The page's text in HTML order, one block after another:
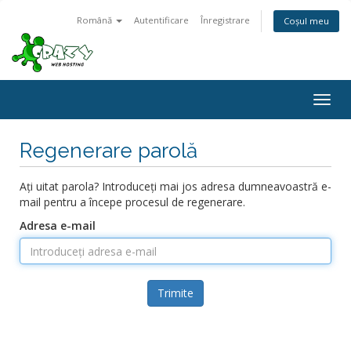
Română Autentificare Înregistrare Coșul meu
Regenerare parolă
Ați uitat parola? Introduceți mai jos adresa dumneavoastră e-
mail pentru a începe procesul de regenerare.
Adresa e-mail
Trimite